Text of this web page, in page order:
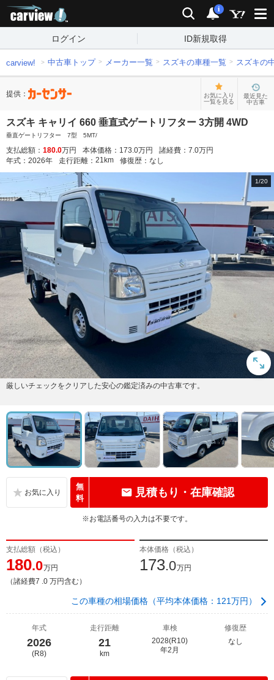
検索 通知
i
ログイン ID新規取得
carview! 中古車トップ メーカー一覧 スズキの車種一覧 スズキの
提供：
お気に入り
一覧を見る
最近見た
中古車
スズキ キャリイ 660 垂直式ゲートリフター 3方開 4WD
垂直ゲートリフター 7型 5MT/
支払総額： 180.0万円 本体価格： 173.0万円 諸経費： 7.0万円
年式： 2026年 走行距離： 21 km 修復歴： なし
1/20
厳しいチェックをクリアした安心の鑑定済みの中古車です。
無
料
見積もり・在庫確認
※お電話番号の入力は不要です。
支払総額（税込）
180.0万円
（諸経費7 .0 万円含む）
本体価格（税込）
173.0万円
この車種の相場価格（平均本体価格：121万円）
年式
2026
(R8)
走行距離
21
km
車検
2028(R10)
年2月
修復歴
なし